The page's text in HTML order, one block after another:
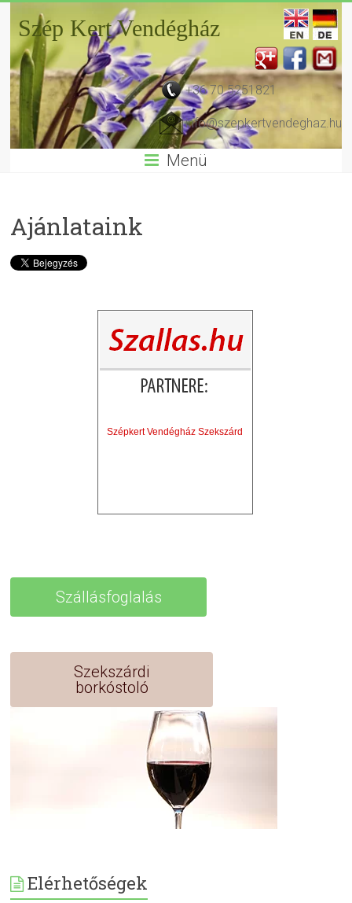
Szép Kert Vendégház
+36 70 5251821
info@szepkertvendeghaz.hu
Menü
Ajánlataink
Szépkert Vendégház Szekszárd
Szállásfoglalás
Szekszárdi
borkóstoló
Elérhetőségek